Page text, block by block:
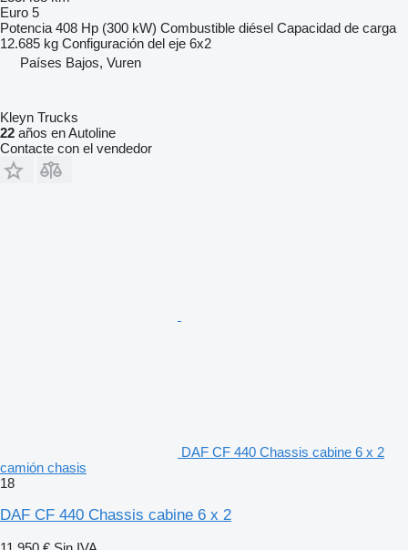
Euro 5
Potencia 408 Hp (300 kW) Combustible diésel Capacidad de carga
12.685 kg Configuración del eje 6x2
Países Bajos, Vuren
Kleyn Trucks
22 años en Autoline
Contacte con el vendedor
DAF CF 440 Chassis cabine 6 x 2
camión chasis
18
DAF CF 440 Chassis cabine 6 x 2